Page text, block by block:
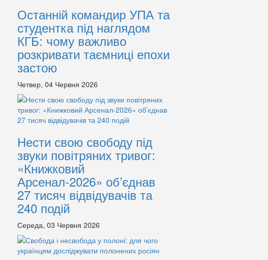
Останній командир УПА та
студентка під наглядом
КГБ: чому важливо
розкривати таємниці епохи
застою
Четвер, 04 Червня 2026
Нести свою свободу під
звуки повітряних тривог:
«Книжковий
Арсенал-2026» об’єднав
27 тисяч відвідувачів та
240 подій
Середа, 03 Червня 2026